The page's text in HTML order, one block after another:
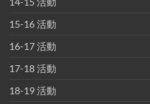
15-16 活動
16-17 活動
17-18 活動
18-19 活動